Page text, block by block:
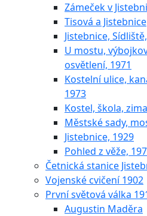
Zámeček v
Tisová a Jistebnice
Jistebnice,
U mostu,
osvětlení, 1971
Kostelní ulice,
1973
Kostel, škola,
Městské sady,
Jistebnice, 1929
Pohled z věže,
Četnická stanice
Vojenské cvičení 1902
První světová válka
Augustin Maděra